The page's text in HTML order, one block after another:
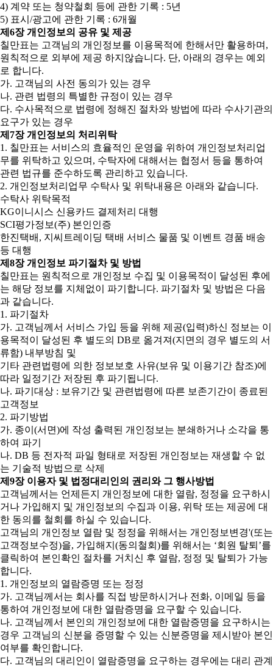
4) 계약 또는 청약철회 등에 관한 기록 : 5년
5) 표시/광고에 관한 기록 : 6개월
제6장 개인정보의 공유 및 제공
칠만표는 고객님의 개인정보를 이용목적에 한해서만 활용하며,
원칙적으로 외부에 제공 하지않습니다. 단, 아래의 경우는 예외
로 합니다.
가. 고객님의 사전 동의가 있는 경우
나. 관련 법령의 특별한 규정이 있는 경우
다. 수사목적으로 법령에 정해진 절차와 방법에 따라 수사기관의
요구가 있는 경우
제7장 개인정보의 처리위탁
1. 칠만표는 서비스의 효율적인 운영을 위하여 개인정보처리업
무를 위탁하고 있으며, 수탁자에 대해서는 협정서 등을 통하여
관련 법규를 준수하도록 관리하고 있습니다.
2. 개인정보처리업무 수탁사 및 위탁내용은 아래와 같습니다.
수탁사 위탁목적
KG이니시스 신용카드 결제처리 대행
SCI평가정보(주) 본인인증
한진택배, 지씨트레이딩 택배 서비스 물품 및 이벤트 경품 배송
등 대행
제8장 개인정보 파기절차 및 방법
칠만표는 원칙적으로 개인정보 수집 및 이용목적이 달성된 후에
는 해당 정보를 지체없이 파기합니다. 파기절차 및 방법은 다음
과 같습니다.
1. 파기절차
가. 고객님께서 서비스 가입 등을 위해 제공(입력)하신 정보는 이
용목적이 달성된 후 별도의 DB로 옮겨져(지면의 경우 별도의 서
류함) 내부방침 및
기타 관련법령에 의한 정보보호 사유(보유 및 이용기간 참조)에
따라 일정기간 저장된 후 파기됩니다.
나. 파기대상 : 보유기간 및 관련법령에 따른 보존기간이 종료된
고객정보
2. 파기방법
가. 종이(서면)에 작성 출력된 개인정보는 분쇄하거나 소각을 통
하여 파기
나. DB 등 전자적 파일 형태로 저장된 개인정보는 재생할 수 없
는 기술적 방법으로 삭제
제9장 이용자 및 법정대리인의 권리와 그 행사방법
고객님께서는 언제든지 개인정보에 대한 열람, 정정을 요구하시
거나 가입해지 및 개인정보의 수집과 이용, 위탁 또는 제공에 대
한 동의를 철회를 하실 수 있습니다.
고객님의 개인정보 열람 및 정정을 위해서는 개인정보변경'(또는
고객정보수정)을, 가입해지(동의철회)를 위해서는 ‘회원 탈퇴’를
클릭하여 본인확인 절차를 거치신 후 열람, 정정 및 탈퇴가 가능
합니다.
1. 개인정보의 열람증명 또는 정정
가. 고객님께서는 회사를 직접 방문하시거나 전화, 이메일 등을
통하여 개인정보에 대한 열람증명을 요구할 수 있습니다.
나. 고객님께서 본인의 개인정보에 대한 열람증명을 요구하시는
경우 고객님의 신분을 증명할 수 있는 신분증명을 제시받아 본인
여부를 확인합니다.
다. 고객님의 대리인이 열람증명을 요구하는 경우에는 대리 관계